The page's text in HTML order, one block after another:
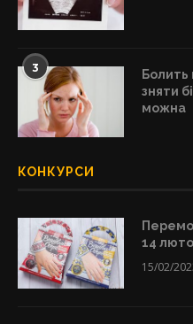
3
Болить
зняти
можна
КОНКУРСИ
14
15/02/